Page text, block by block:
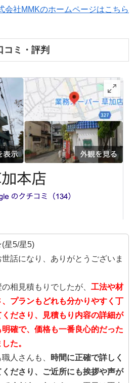
会社MMKのホームページはこちら
ミ・評判
5/星5)
世話になり、ありがとうございま
相見積もりでしたが、 工法や材
プランもどれも分かりやすく丁
ださり、見積もり内容の詳細が
確で、価格も一番良心的だった
た。
人さんも、 時間に正確で詳しく
ださり、ご近所にも挨拶や声が